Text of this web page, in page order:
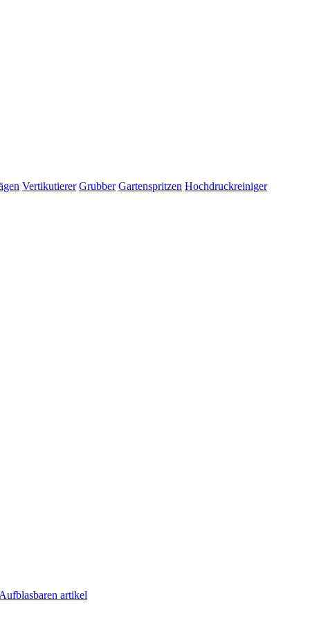
Vertikutierer Grubber Gartenspritzen Hochdruckreiniger
Aufblasbaren artikel